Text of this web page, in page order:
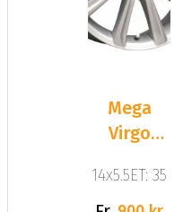
Mega
Virgo
14x5.5ET: 35